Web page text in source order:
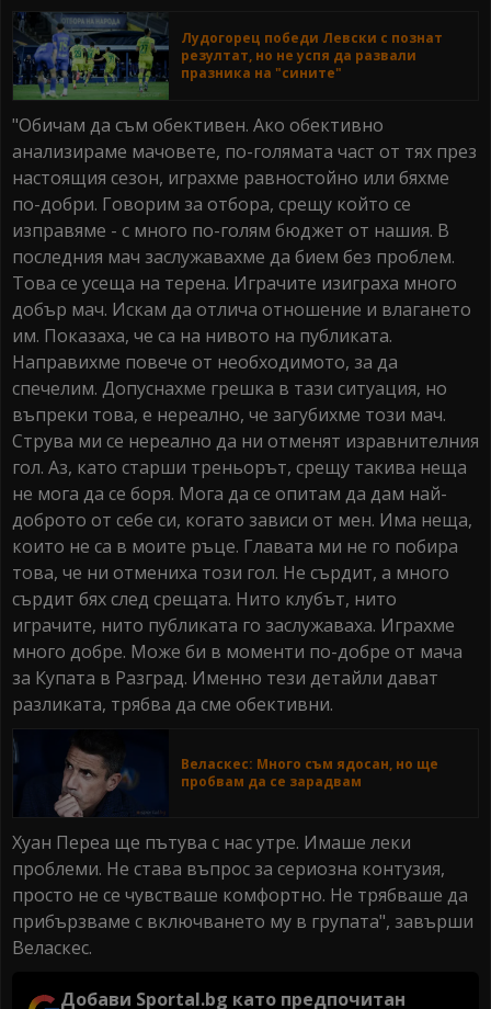
Лудогорец победи Левски с познат
резултат, но не успя да развали
празника на "сините"
"Обичам да съм обективен. Ако обективно
анализираме мачовете, по-голямата част от тях през
настоящия сезон, играхме равностойно или бяхме
по-добри. Говорим за отбора, срещу който се
изправяме - с много по-голям бюджет от нашия. В
последния мач заслужавахме да бием без проблем.
Това се усеща на терена. Играчите изиграха много
добър мач. Искам да отлича отношение и влагането
им. Показаха, че са на нивото на публиката.
Направихме повече от необходимото, за да
спечелим. Допуснахме грешка в тази ситуация, но
въпреки това, е нереално, че загубихме този мач.
Струва ми се нереално да ни отменят изравнителния
гол. Аз, като старши треньорът, срещу такива неща
не мога да се боря. Мога да се опитам да дам най-
доброто от себе си, когато зависи от мен. Има неща,
които не са в моите ръце. Главата ми не го побира
това, че ни отмениха този гол. Не сърдит, а много
сърдит бях след срещата. Нито клубът, нито
играчите, нито публиката го заслужаваха. Играхме
много добре. Може би в моменти по-добре от мача
за Купата в Разград. Именно тези детайли дават
разликата, трябва да сме обективни.
Веласкес: Много съм ядосан, но ще
пробвам да се зарадвам
Хуан Переа ще пътува с нас утре. Имаше леки
проблеми. Не става въпрос за сериозна контузия,
просто не се чувстваше комфортно. Не трябваше да
прибързваме с включването му в групата", завърши
Веласкес.
Добави Sportal.bg като предпочитан